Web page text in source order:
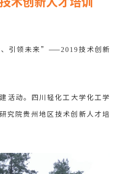
、引领未来”——2019 技术创新
活动。四川轻化工大学化工学
究院贵州地区技术创新人才培